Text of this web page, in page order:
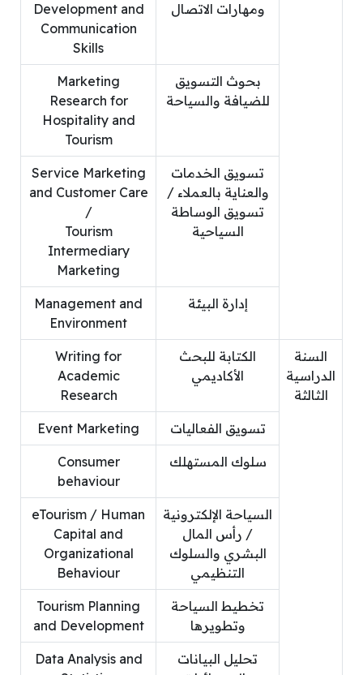
ومهارات الاتصال
Development and
Communication
Skills
بحوث التسويق
للضيافة والسياحة
Marketing
Research for
Hospitality and
Tourism
تسويق الخدمات
والعناية بالعملاء /
تسويق الوساطة
السياحية
Service Marketing
and Customer Care
/
Tourism
Intermediary
Marketing
إدارة البيئة
Management and
Environment
السنة
الدراسية
الثالثة
الكتابة للبحث
الأكاديمي
Writing for
Academic
Research
تسويق الفعاليات Event Marketing
سلوك المستهلك
Consumer
behaviour
السياحة الإلكترونية
/ رأس المال
البشري والسلوك
التنظيمي
eTourism / Human
Capital and
Organizational
Behaviour
تخطيط السياحة
وتطويرها
Tourism Planning
and Development
تحليل البيانات
Data Analysis and